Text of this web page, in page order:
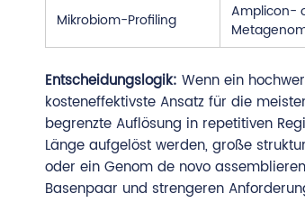
Mikrobiom-Profiling
Amplicon-
Entscheidungslogik: Wenn ein
kosteneffektivste Ansatz für die
begrenzte Auflösung in repetitiven
Länge aufgelöst werden, große
oder ein Genom de novo
Basenpaar und strengeren